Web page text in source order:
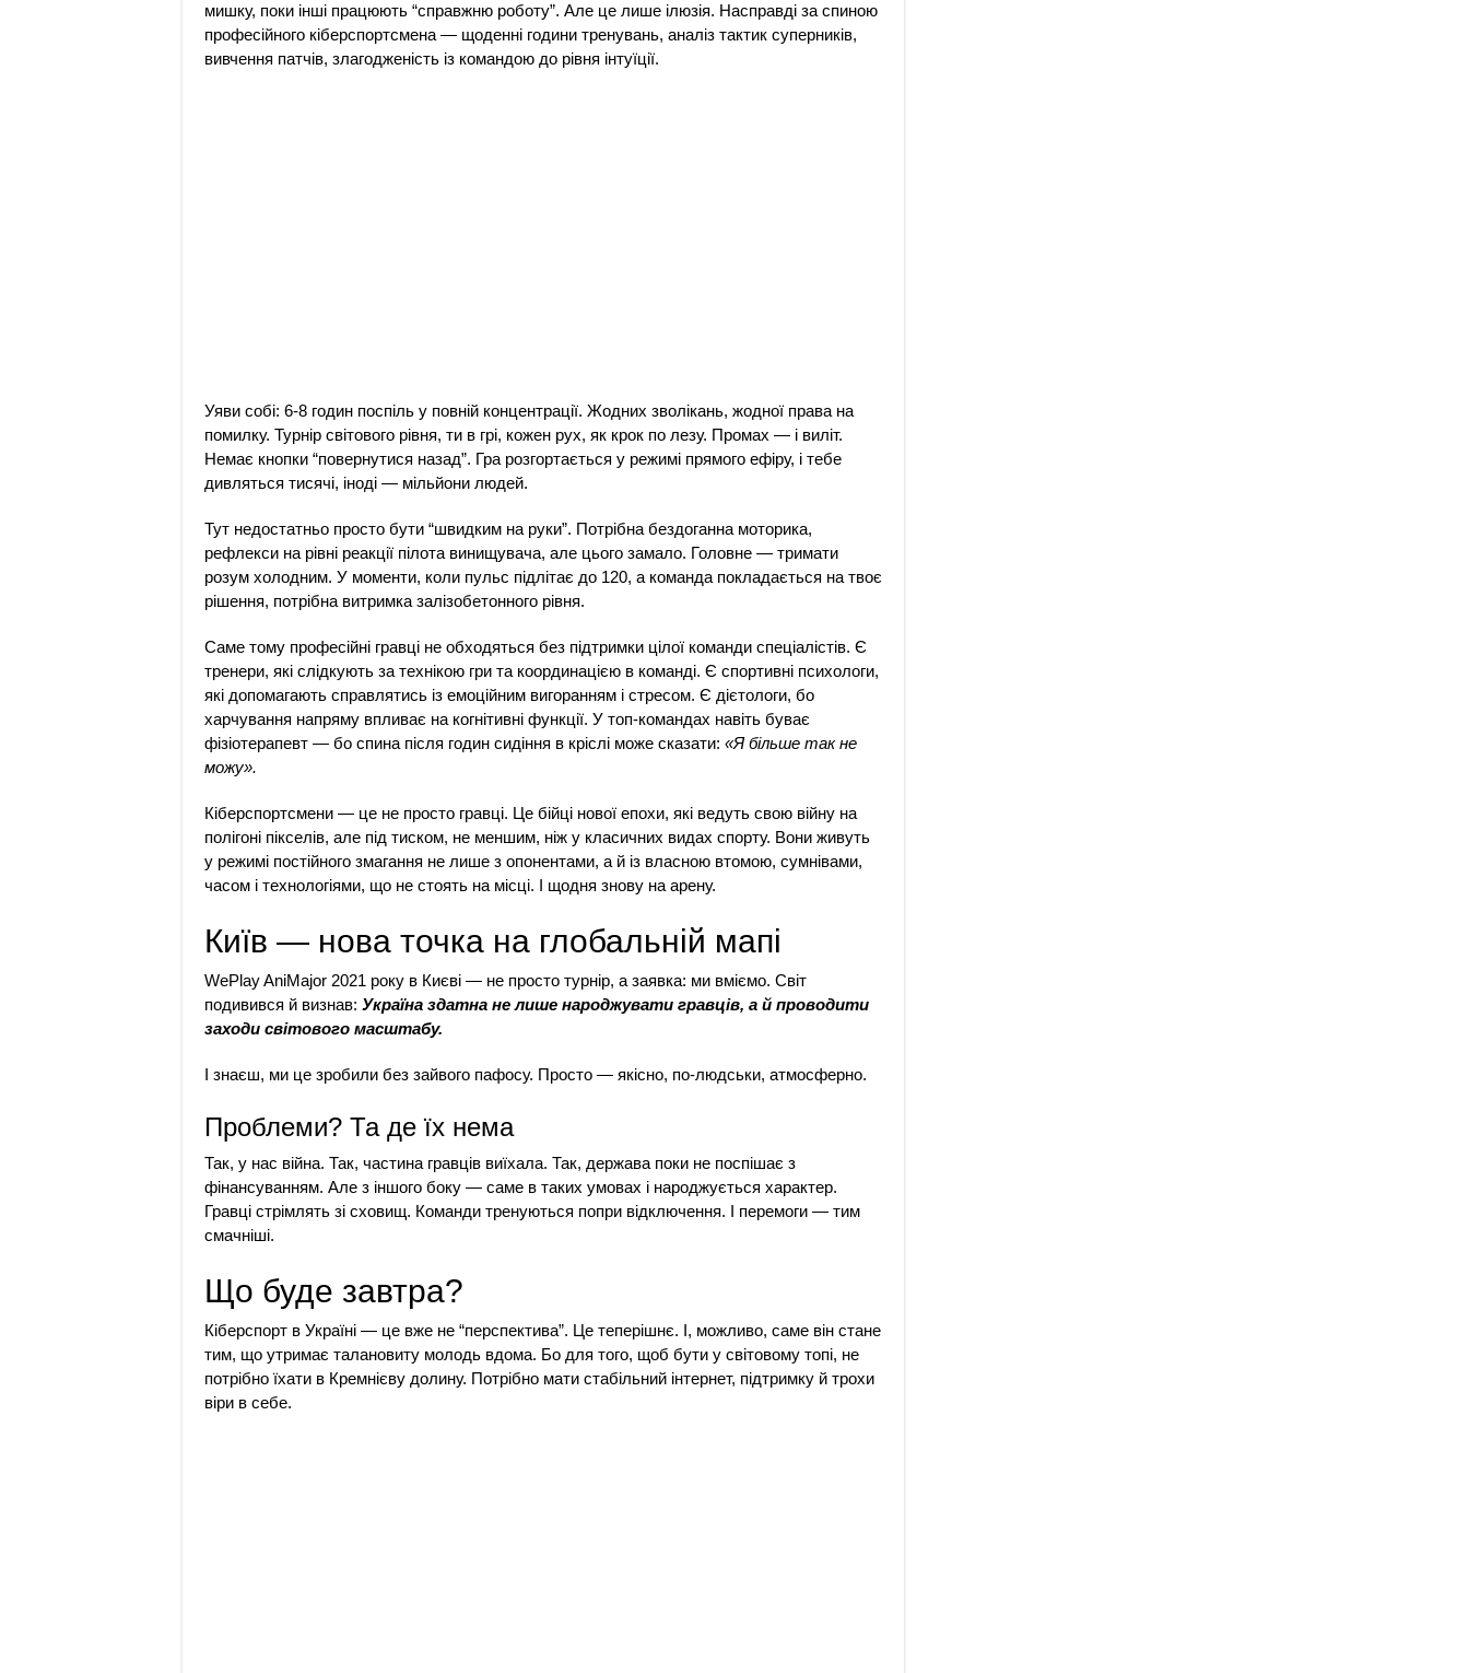
мишку, поки інші працюють “справжню роботу”. Але це лише ілюзія. Насправді за спиною
професійного кіберспортсмена — щоденні години тренувань, аналіз тактик суперників,
вивчення патчів, злагодженість із командою до рівня інтуїції.
Уяви собі: 6-8 годин поспіль у повній концентрації. Жодних зволікань, жодної права на
помилку. Турнір світового рівня, ти в грі, кожен рух, як крок по лезу. Промах — і виліт.
Немає кнопки “повернутися назад”. Гра розгортається у режимі прямого ефіру, і тебе
дивляться тисячі, іноді — мільйони людей.
Тут недостатньо просто бути “швидким на руки”. Потрібна бездоганна моторика,
рефлекси на рівні реакції пілота винищувача, але цього замало. Головне — тримати
розум холодним. У моменти, коли пульс підлітає до 120, а команда покладається на твоє
рішення, потрібна витримка залізобетонного рівня.
Саме тому професійні гравці не обходяться без підтримки цілої команди спеціалістів. Є
тренери, які слідкують за технікою гри та координацією в команді. Є спортивні психологи,
які допомагають справлятись із емоційним вигоранням і стресом. Є дієтологи, бо
харчування напряму впливає на когнітивні функції. У топ-командах навіть буває
фізіотерапевт — бо спина після годин сидіння в кріслі може сказати: «Я більше так не
можу».
Кіберспортсмени — це не просто гравці. Це бійці нової епохи, які ведуть свою війну на
полігоні пікселів, але під тиском, не меншим, ніж у класичних видах спорту. Вони живуть
у режимі постійного змагання не лише з опонентами, а й із власною втомою, сумнівами,
часом і технологіями, що не стоять на місці. І щодня знову на арену.
Київ — нова точка на глобальній мапі
WePlay AniMajor 2021 року в Києві — не просто турнір, а заявка: ми вміємо. Світ
подивився й визнав: Україна здатна не лише народжувати гравців, а й проводити
заходи світового масштабу.
І знаєш, ми це зробили без зайвого пафосу. Просто — якісно, по-людськи, атмосферно.
Проблеми? Та де їх нема
Так, у нас війна. Так, частина гравців виїхала. Так, держава поки не поспішає з
фінансуванням. Але з іншого боку — саме в таких умовах і народжується характер.
Гравці стрімлять зі сховищ. Команди тренуються попри відключення. І перемоги — тим
смачніші.
Що буде завтра?
Кіберспорт в Україні — це вже не “перспектива”. Це теперішнє. І, можливо, саме він стане
тим, що утримає талановиту молодь вдома. Бо для того, щоб бути у світовому топі, не
потрібно їхати в Кремнієву долину. Потрібно мати стабільний інтернет, підтримку й трохи
віри в себе.